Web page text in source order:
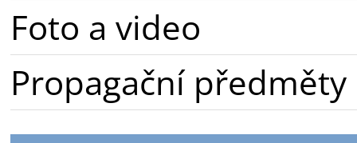
Foto a video
Propagační předměty